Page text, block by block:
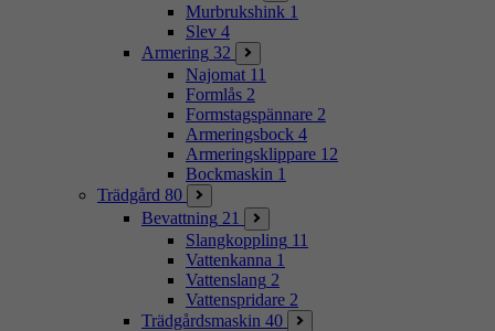
Murbrukshink 1
Slev 4
Armering 32
Najomat 11
Formlås 2
Formstagspännare 2
Armeringsbock 4
Armeringsklippare 12
Bockmaskin 1
Trädgård 80
Bevattning 21
Slangkoppling 11
Vattenkanna 1
Vattenslang 2
Vattenspridare 2
Trädgårdsmaskin 40